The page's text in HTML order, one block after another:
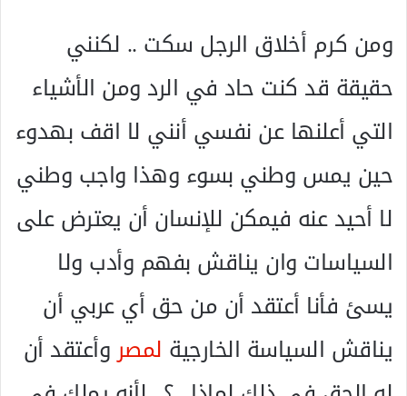
ومن كرم أخلاق الرجل سكت .. لكنني
حقيقة قد كنت حاد في الرد ومن الأشياء
التي أعلنها عن نفسي أنني لا اقف بهدوء
حين يمس وطني بسوء وهذا واجب وطني
لا أحيد عنه فيمكن للإنسان أن يعترض على
السياسات وان يناقش بفهم وأدب ولا
يسئ فأنا أعتقد أن من حق أي عربي أن
يناقش السياسة الخارجية لمصروأعتقد أن